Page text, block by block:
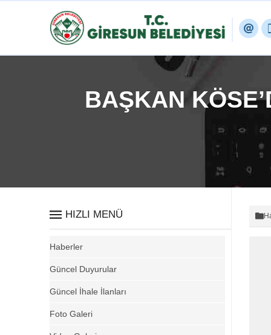
BAŞKAN
HIZLI MENÜ
Haberler
Güncel Duyurular
Güncel İhale İlanları
Foto Galeri